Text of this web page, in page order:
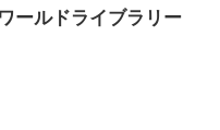
ールドライブラリー